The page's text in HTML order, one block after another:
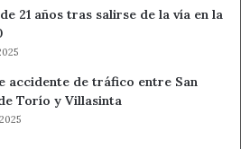
en el ámbito de los
la aprobación de amplias
para conseguir una reducción
21 años tras salirse de la vía en la
accidente de tráfico entre San
Torío y Villasinta